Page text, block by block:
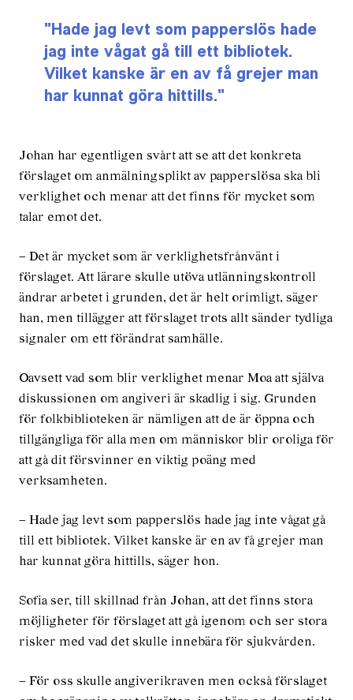
Hade jag levt som papperslös hade
jag inte vågat gå till ett bibliotek.
Vilket kanske är en av få grejer man
har kunnat göra hittills.
Johan har egentligen svårt att se att det konkreta
förslaget om anmälningsplikt av papperslösa ska bli
verklighet och menar att det finns för mycket som
talar emot det.
– Det är mycket som är verklighetsfrånvänt i
förslaget. Att lärare skulle utöva utlännings­kontroll
ändrar arbetet i grunden, det är helt orimligt, säger
han, men tillägger att förslaget trots allt sänder tydliga
signaler om ett förändrat samhälle.
Oavsett vad som blir verklighet menar Moa att själva
diskussionen om angiveri är skadlig i sig. Grunden
för folkbiblioteken är nämligen att de är öppna och
tillgängliga för alla men om män­niskor blir oroliga för
att gå dit försvinner en viktig poäng med
verksamheten.
– Hade jag levt som papperslös hade jag inte vågat gå
till ett bibliotek. Vilket kanske är en av få grejer man
har kunnat göra hittills, säger hon.
Sofia ser, till skillnad från Johan, att det finns stora
möjligheter för förslaget att gå igenom och ser stora
risker med vad det skulle inne­bära för sjukvården.
– För oss skulle angiverikraven men också för­slaget